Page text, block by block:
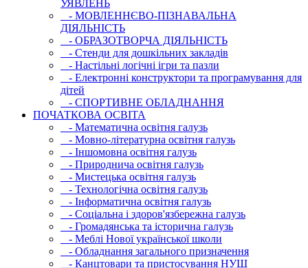
УЯВЛЕНЬ
- МОВЛЕННЄВО-ПІЗНАВАЛЬНА
ДІЯЛЬНІСТЬ
- ОБРАЗОТВОРЧА ДІЯЛЬНІСТЬ
- Стенди для дошкільних закладів
- Настільні логічні ігри та пазли
- Електронні конструктори та програмування для
дітей
- СПОРТИВНЕ ОБЛАДНАННЯ
ПОЧАТКОВА ОСВIТА
- Математична освітня галузь
- Мовно-літературна освітня галузь
- Iншомовна освітня галузь
- Природнича освітня галузь
- Мистецька освітня галузь
- Технологічна освітня галузь
- Інфopматична освітня галузь
- Соціальна і здоров'язбережна галузь
- Громадянська та історична галузь
- Меблі Нової української школи
- Обладнання загального призначення
- Канцтовари та пристосування НУШ